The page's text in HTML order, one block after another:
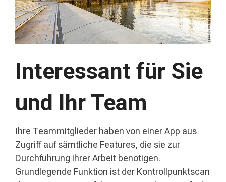
Interessant für Sie
und Ihr Team
Ihre Teammitglieder haben von einer App aus
Zugriff auf sämtliche Features, die sie zur
Durchführung ihrer Arbeit benötigen.
Grundlegende Funktion ist der Kontrollpunktscan